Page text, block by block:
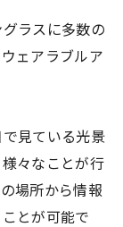
ラスに多数の
ェアラブルア
見ている光景
々なことが行
場所から情報
とが可能で